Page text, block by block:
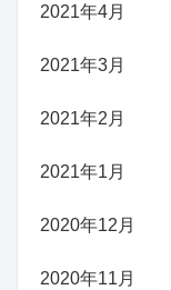
2021年4月
2021年3月
2021年2月
2021年1月
2020年12月
2020年11月